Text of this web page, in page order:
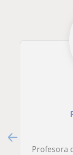
Profesora de apoyo escolar